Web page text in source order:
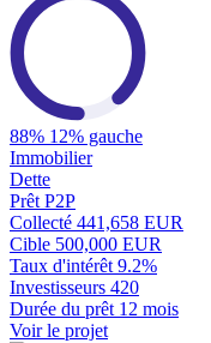
88% 12% gauche
Immobilier
Dette
Prêt P2P
Collecté 441,658 EUR
Cible 500,000 EUR
Taux d'intérêt 9.2%
Investisseurs 420
Durée du prêt 12 mois
Voir le projet